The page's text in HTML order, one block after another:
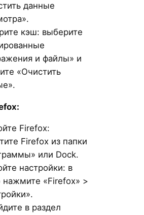
данные
кэш: выберите
и файлы» и
«Очистить
Firefox:
Firefox из папки
или Dock.
настройки: в
«Firefox» >
в раздел